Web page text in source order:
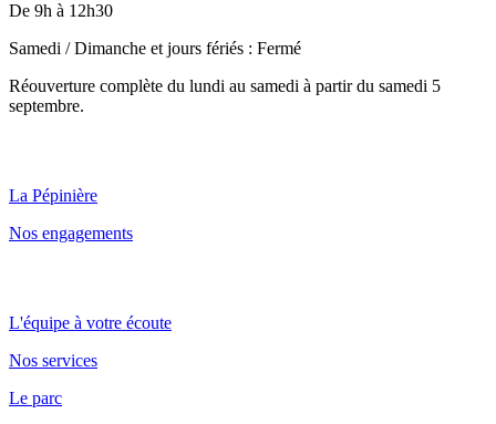
De 9h à 12h30
Samedi / Dimanche et jours fériés : Fermé
Réouverture complète du lundi au samedi à partir du samedi 5
septembre.
La Pépinière
Nos engagements
L'équipe à votre écoute
Nos services
Le parc